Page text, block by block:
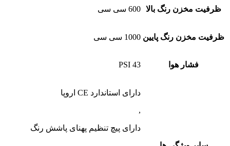
ظرفیت مخزن رنگ بالا 600 سی سی
ظرفیت مخزن رنگ پایین 1000 سی سی
فشار هوا 43 PSI
دارای استاندارد CE اروپا
,
دارای پیچ تنظیم پهنای پاشش رنگ